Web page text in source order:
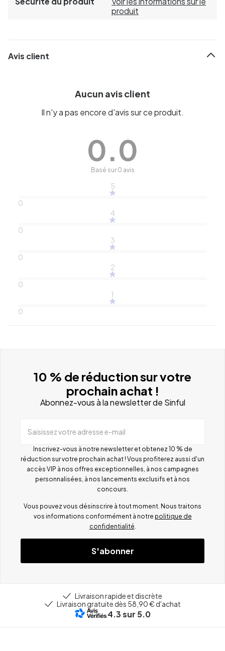
produit
Avis client
Aucun avis client
Il n'y a pas encore d'avis sur ce produit.
0.0
Basé sur 0 avis
5
0
4
0
3
0
2
0
1
0
10 % de réduction sur votre
prochain achat !
Abonnez-vous à la newsletter de Sinful
Saisissez votre adresse e-mail
Inscrivez-vous à notre newsletter et obtenez 10 % de
réduction sur votre prochain achat ! Vous profiterez aussi d'un
accès VIP à nos offres exceptionnelles, à nos campagnes
personnalisées, à nos lancements exclusifs et à nos
concours.
Vous pouvez vous désinscrire à tout moment. Nous traitons
vos informations conformément à notre politique de
confidentialité
S'abonner
Livraison rapide et discrète
Livraison gratuite dès 58,90 € d'achat
4.3sur 5.0